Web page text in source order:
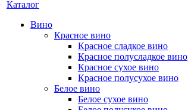
Каталог
Вино
Красное вино
Красное сладкое вино
Красное полусладкое вино
Красное сухое вино
Красное полусухое вино
Белое вино
Белое сухое вино